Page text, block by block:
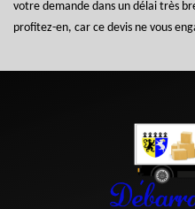
votre demande dans un délai très
profitez-en, car ce devis ne vous